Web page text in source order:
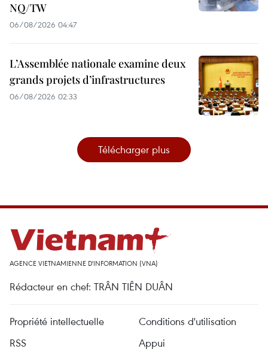
NQ/TW
06/08/2026 04:47
L’Assemblée nationale examine deux
grands projets d’infrastructures
06/08/2026 02:33
Télécharger plus
AGENCE VIETNAMIENNE D'INFORMATION (VNA)
Rédacteur en chef: TRÂN TIÊN DUÂN
Propriété intellectuelle
Conditions d'utilisation
RSS
Appui